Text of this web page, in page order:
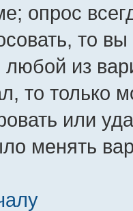
опрос
то
любой из
то только
или
менять